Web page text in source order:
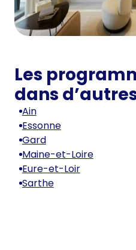
Les
dans
Ain
Essonne
Gard
Maine-et-Loire
Eure-et-Loir
Sarthe